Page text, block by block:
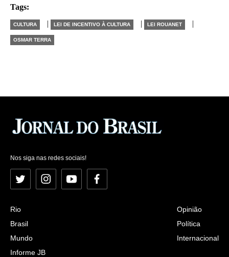
Tags:
CULTURA | LEI DE INCENTIVO À CULTURA | LEI ROUANET |
OSMAR TERRA
Nos siga nas redes sociais!
Twitter InstagramYouTubeFacebook
Rio
Brasil
Mundo
Informe JB
Opinião
Política
Internacional